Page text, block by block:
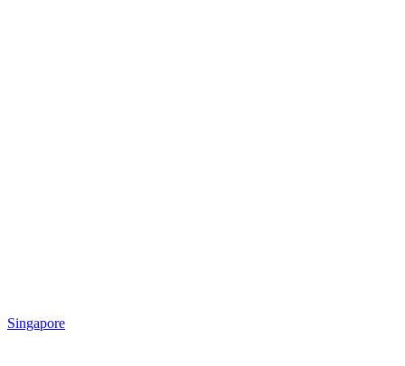
Singapore